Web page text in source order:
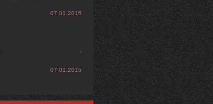
07.01.2015
07.01.2015